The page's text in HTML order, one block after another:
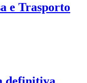
e Trasporto